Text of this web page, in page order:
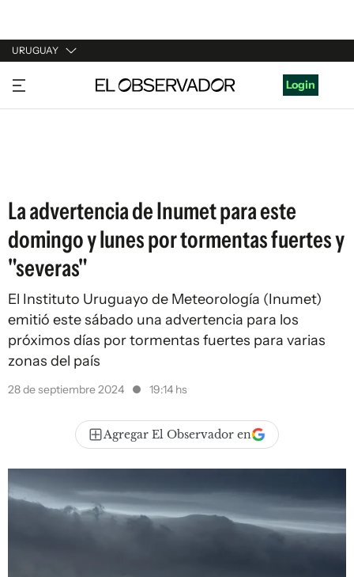
URUGUAY
URUGUAY
ARGENTINA
Login
La advertencia de Inumet para este
domingo y lunes por tormentas fuertes y
"severas"
El Instituto Uruguayo de Meteorología (Inumet)
emitió este sábado una advertencia para los
próximos días por tormentas fuertes para varias
zonas del país
28 de septiembre 2024 19:14 hs
Agregar El Observador en